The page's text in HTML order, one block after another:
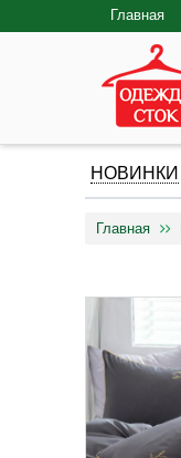
Главная
НОВИНКИ
Главная